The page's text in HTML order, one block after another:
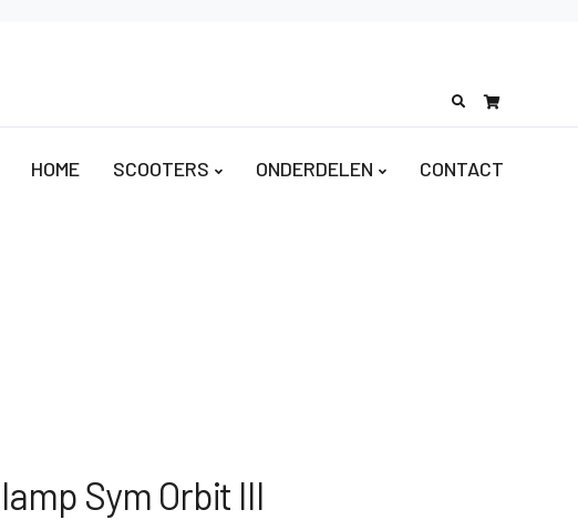
Search
HOME SCOOTERS ONDERDELEN CONTACT
Sym Orbit III